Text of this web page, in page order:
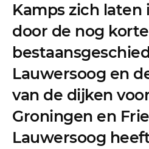
Kamps zich laten
door de nog korte
Lauwersoog en
van de dijken
Groningen en
Lauwersoog